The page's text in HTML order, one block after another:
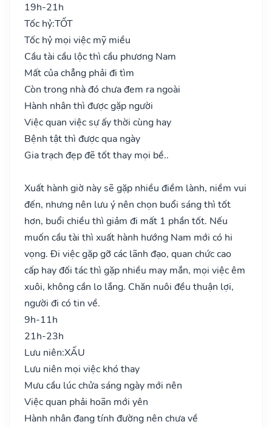
19h-21h
Tốc hỷ:TỐT
Tốc hỷ mọi việc mỹ miều
Cầu tài cầu lộc thì cầu phương Nam
Mất của chẳng phải đi tìm
Còn trong nhà đó chưa đem ra ngoài
Hành nhân thì được gặp người
Việc quan việc sự ấy thời cùng hay
Bệnh tật thì được qua ngày
Gia trạch đẹp đẽ tốt thay mọi bề..
Xuất hành giờ này sẽ gặp nhiều điềm lành, niềm vui
đến, nhưng nên lưu ý nên chọn buổi sáng thì tốt
hơn, buổi chiều thì giảm đi mất 1 phần tốt. Nếu
muốn cầu tài thì xuất hành hướng Nam mới có hi
vọng. Đi việc gặp gỡ các lãnh đạo, quan chức cao
cấp hay đối tác thì gặp nhiều may mắn, mọi việc êm
xuôi, không cần lo lắng. Chăn nuôi đều thuận lợi,
người đi có tin về.
9h-11h
21h-23h
Lưu niên:XẤU
Lưu niên mọi việc khó thay
Mưu cầu lúc chửa sáng ngày mới nên
Việc quan phải hoãn mới yên
Hành nhân đang tính đường nên chưa về